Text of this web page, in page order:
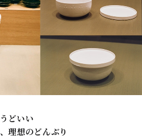
どいい
理想のどんぶり